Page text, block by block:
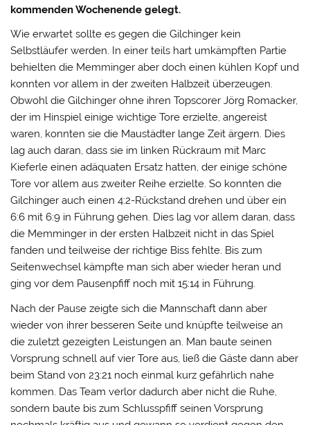
kommenden Wochenende gelegt.
Wie erwartet sollte es gegen die Gilchinger kein
Selbstläufer werden. In einer teils hart umkämpften Partie
behielten die Memminger aber doch einen kühlen Kopf und
konnten vor allem in der zweiten Halbzeit überzeugen.
Obwohl die Gilchinger ohne ihren Topscorer Jörg Romacker,
der im Hinspiel einige wichtige Tore erzielte, angereist
waren, konnten sie die Maustädter lange Zeit ärgern. Dies
lag auch daran, dass sie im linken Rückraum mit Marc
Kieferle einen adäquaten Ersatz hatten, der einige schöne
Tore vor allem aus zweiter Reihe erzielte. So konnten die
Gilchinger auch einen 4:2-Rückstand drehen und über ein
6:6 mit 6:9 in Führung gehen. Dies lag vor allem daran, dass
die Memminger in der ersten Halbzeit nicht in das Spiel
fanden und teilweise der richtige Biss fehlte. Bis zum
Seitenwechsel kämpfte man sich aber wieder heran und
ging vor dem Pausenpfiff noch mit 15:14 in Führung.
Nach der Pause zeigte sich die Mannschaft dann aber
wieder von ihrer besseren Seite und knüpfte teilweise an
die zuletzt gezeigten Leistungen an. Man baute seinen
Vorsprung schnell auf vier Tore aus, ließ die Gäste dann aber
beim Stand von 23:21 noch einmal kurz gefährlich nahe
kommen. Das Team verlor dadurch aber nicht die Ruhe,
sondern baute bis zum Schlusspfiff seinen Vorsprung